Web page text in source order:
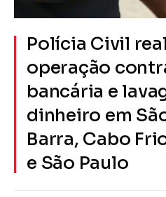
Polícia Civil
operação
bancária e
dinheiro em
Barra, Cabo
e São Paulo